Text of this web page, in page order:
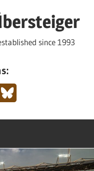
since 1993